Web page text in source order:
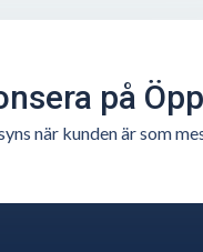
på
när kunden är som